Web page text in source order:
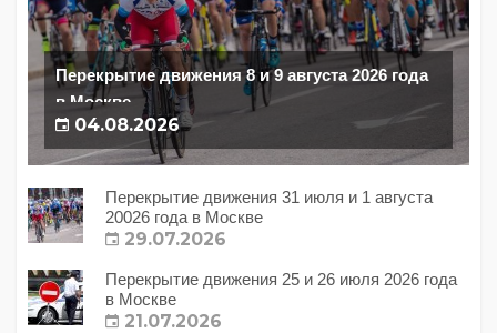
Перекрытие движения 8 и 9 августа 2026 года
в Москве
04.08.2026
Перекрытие движения 31 июля и 1 августа
20026 года в Москве
29.07.2026
Перекрытие движения 25 и 26 июля 2026 года
в Москве
21.07.2026